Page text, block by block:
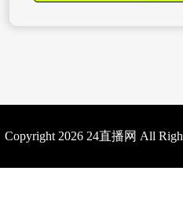
Copyright 2026 24直播网 All